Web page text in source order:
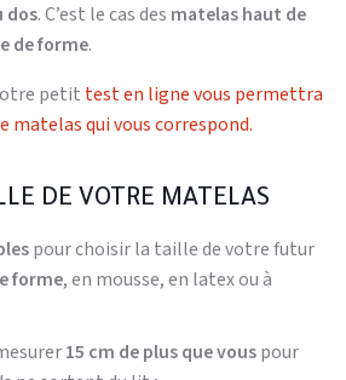
dos. C’est le cas des matelas haut de
de forme.
petit test en ligne vous permettra
matelas qui vous correspond.
DE VOTRE MATELAS
pour choisir la taille de votre futur
forme, en mousse, en latex ou à
15 cm de plus que vouspour